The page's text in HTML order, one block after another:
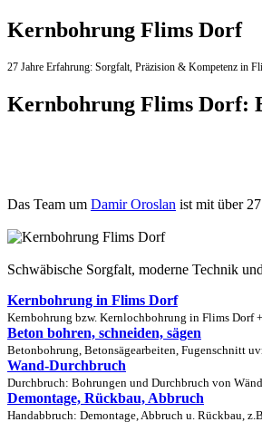
Kernbohrung Flims Dorf
27 Jahre Erfahrung: Sorgfalt, Präzision & Kompetenz in
Kernbohrung Flims Dorf:
Das Team um Damir Oroslan ist mit über
Schwäbische Sorgfalt, moderne Technik
Kernbohrung in Flims Dorf
Kernbohrung bzw. Kernlochbohrung in Flims Dorf
Beton bohren, schneiden, sägen
Betonbohrung, Betonsägearbeiten, Fugenschnitt
Wand-Durchbruch
Durchbruch: Bohrungen und Durchbruch von
Demontage, Rückbau, Abbruch
Handabbruch: Demontage, Abbruch u. Rückbau,